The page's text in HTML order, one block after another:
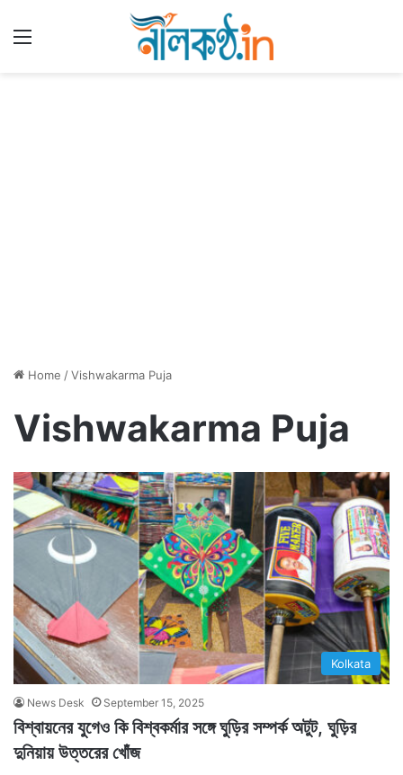
Home /Vishwakarma Puja
Vishwakarma Puja
Kolkata
News Desk September 15, 2025
বিশ্বায়নের যুগেও কি বিশ্বকর্মার সঙ্গে ঘুড়ির সম্পর্ক অটুট, ঘুড়ির
দুনিয়ায় উত্তরের খোঁজ